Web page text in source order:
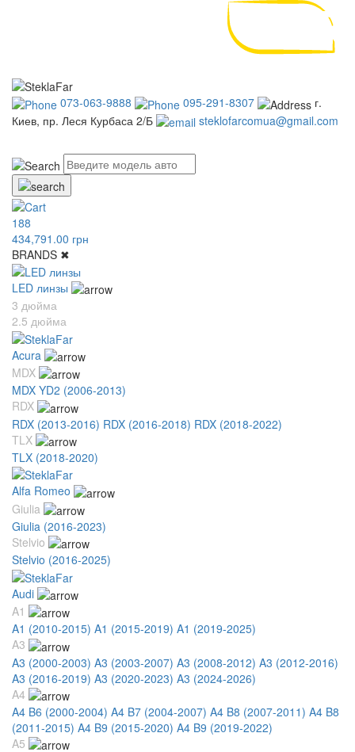
073-063-9888 095-291-8307
г.
Киев, пр. Леся Курбаса 2/Б
steklofarcomua@gmail.com
188
434,791.00 грн
BRANDS ✖
LED линзы
3 дюйма
2.5 дюйма
Acura
MDX
MDX YD2 (2006-2013)
RDX
RDX (2013-2016) RDX (2016-2018) RDX (2018-2022)
TLX
TLX (2018-2020)
Alfa Romeo
Giulia
Giulia (2016-2023)
Stelvio
Stelvio (2016-2025)
Audi
A1
A1 (2010-2015) A1 (2015-2019) A1 (2019-2025)
A3
A3 (2000-2003) A3 (2003-2007) A3 (2008-2012) A3 (2012-2016)
A3 (2016-2019) A3 (2020-2023) A3 (2024-2026)
A4
A4 B6 (2000-2004) A4 B7 (2004-2007) A4 B8 (2007-2011) A4 B8
(2011-2015) A4 B9 (2015-2020) A4 B9 (2019-2022)
A5